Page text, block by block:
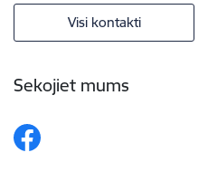
Visi kontakti
Sekojiet mums